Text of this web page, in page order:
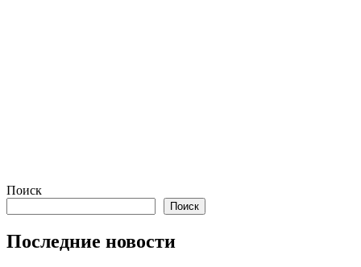
Поиск
Поиск
Последние новости